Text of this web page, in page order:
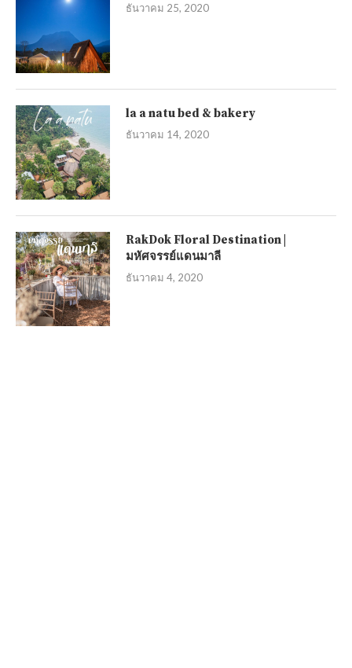
ธันวาคม 25, 2020
la a natu bed & bakery
ธันวาคม 14, 2020
RakDok Floral Destination |
มหัศจรรย์แดนมาลี
ธันวาคม 4, 2020